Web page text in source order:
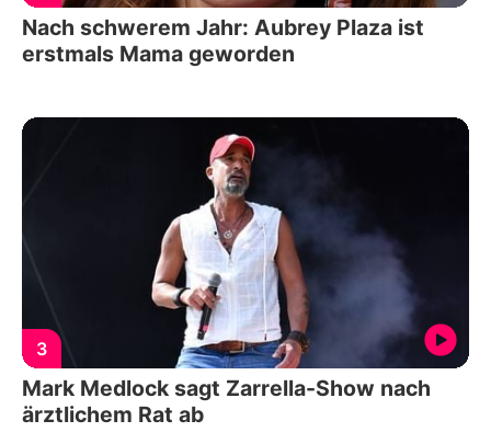
Nach schwerem Jahr: Aubrey Plaza ist
erstmals Mama geworden
3
Mark Medlock sagt Zarrella-Show nach
ärztlichem Rat ab